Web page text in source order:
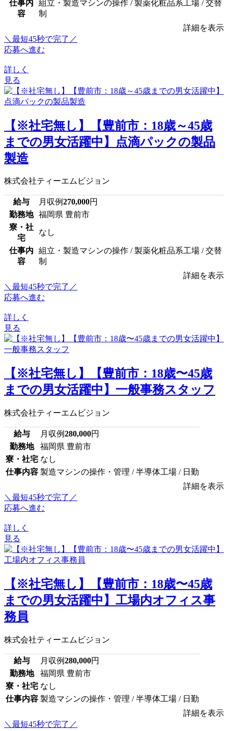
仕事内
容
組立・製造マシンの操作 / 製薬化粧品系工場 / 交替
制
詳細を表示
＼最短45秒で完了／
応募へ進む
詳しく
見る
【※社宅無し】【豊前市：18歳～45歳
までの男女活躍中】点滴パックの製品
製造
株式会社ティーエムビジョン
給与 月収例270,000円
勤務地
福岡県 豊前市
寮・社
宅
なし
仕事内
容
組立・製造マシンの操作 / 製薬化粧品系工場 / 交替
制
詳細を表示
＼最短45秒で完了／
応募へ進む
詳しく
見る
【※社宅無し】【豊前市：18歳〜45歳
までの男女活躍中】一般事務スタッフ
株式会社ティーエムビジョン
給与 月収例280,000円
勤務地
福岡県 豊前市
寮・社宅 なし
仕事内容 製造マシンの操作・管理 / 半導体工場 / 日勤
詳細を表示
＼最短45秒で完了／
応募へ進む
詳しく
見る
【※社宅無し】【豊前市：18歳〜45歳
までの男女活躍中】工場内オフィス事
務員
株式会社ティーエムビジョン
給与 月収例280,000円
勤務地
福岡県 豊前市
寮・社宅 なし
仕事内容 製造マシンの操作・管理 / 半導体工場 / 日勤
詳細を表示
＼最短45秒で完了／